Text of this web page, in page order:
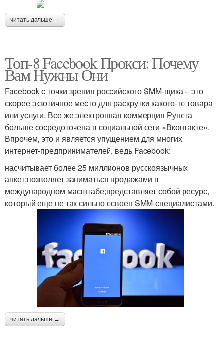
читать дальше →
Топ-8 Facebook Прокси: Почему
Вам Нужны Они
Facebook с точки зрения российского SMM-щика – это
скорее экзотичное место для раскрутки какого-то товара
или услуги. Все же электронная коммерция Рунета
больше сосредоточена в социальной сети «Вконтакте».
Впрочем, это и является упущением для многих
интернет-предпринимателей, ведь Facebook:
насчитывает более 25 миллионов русскоязычных
анкет;позволяет заниматься продажами в
международном масштабе;представляет собой ресурс,
который еще не так сильно освоен SMM-специалистами.
читать дальше →